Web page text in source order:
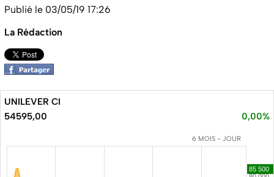
Publié le 03/05/19 17:26
La Rédaction
UNILEVER CI
54595,00
0,00%
6 MOIS - JOUR